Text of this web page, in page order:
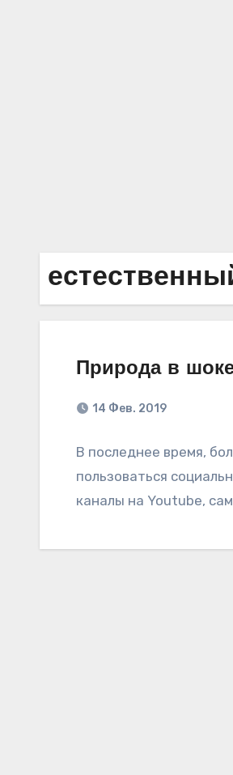
Природа в
14 Фев. 2019
В последнее время,
пользоваться
каналы на Youtube,